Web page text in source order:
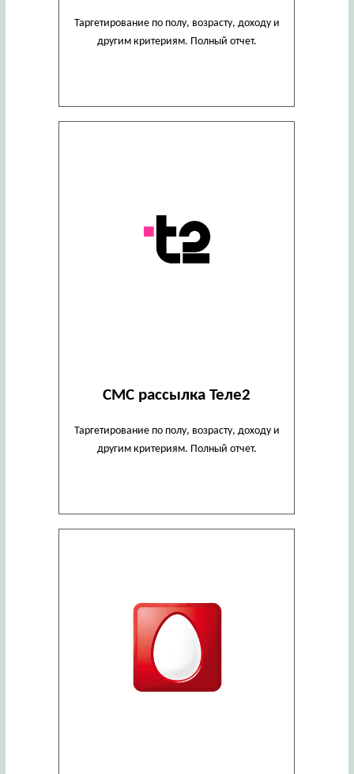
Таргетирование по полу, возрасту, доходу и
другим критериям. Полный отчет.
СМС рассылка Теле2
Таргетирование по полу, возрасту, доходу и
другим критериям. Полный отчет.